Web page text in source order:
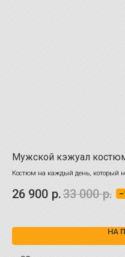
Мужской кэжуал
Костюм на каждый день, который
26 900 р.33 000 р.
НА